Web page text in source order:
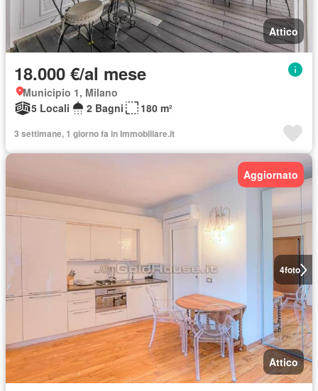
Attico
18.000 €/al mese
Municipio 1, Milano
5 Locali
2 Bagni 180 m²
3 settimane, 1 giorno fa in Immobiliare.it
4foto
Aggiornato
Attico